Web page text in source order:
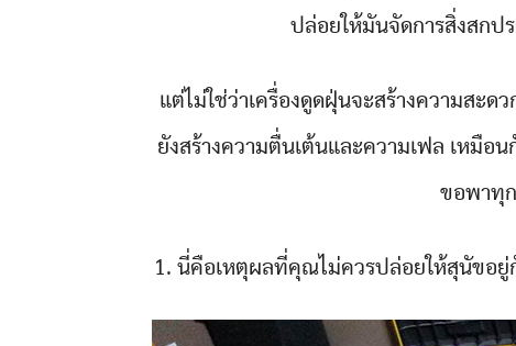
ปล่อยให้มันจัดการสิ่งสกป
แต่ไม่ใช่ว่าเครื่องดูดฝุ่นจะสร้างความสะด
ยังสร้างความตื่นเต้นและความเฟล เหมือ
ขอพาทุ
1. นี่คือเหตุผลที่คุณไม่ควรปล่อยให้สุนัขอ